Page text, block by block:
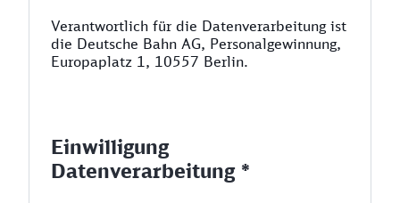
Verantwortlich für die Datenverarbeitung ist
die Deutsche Bahn AG, Personalgewinnung,
Europaplatz 1, 10557 Berlin.
Einwilligung
Datenverarbeitung *